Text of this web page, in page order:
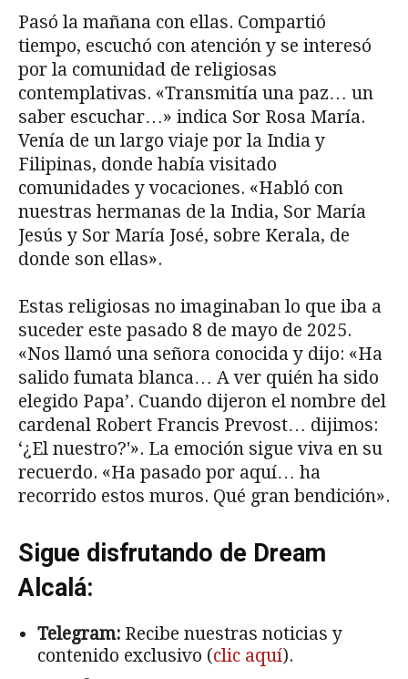
Pasó la mañana con ellas. Compartió
tiempo, escuchó con atención y se interesó
por la comunidad de religiosas
contemplativas. «Transmitía una paz… un
saber escuchar…» indica Sor Rosa María.
Venía de un largo viaje por la India y
Filipinas, donde había visitado
comunidades y vocaciones. «Habló con
nuestras hermanas de la India, Sor María
Jesús y Sor María José, sobre Kerala, de
donde son ellas».
Estas religiosas no imaginaban lo que iba a
suceder este pasado 8 de mayo de 2025.
«Nos llamó una señora conocida y dijo: «Ha
salido fumata blanca… A ver quién ha sido
elegido Papa’. Cuando dijeron el nombre del
cardenal Robert Francis Prevost… dijimos:
‘¿El nuestro?'». La emoción sigue viva en su
recuerdo. «Ha pasado por aquí… ha
recorrido estos muros. Qué gran bendición».
Sigue disfrutando de Dream
Alcalá:
Telegram: Recibe nuestras noticias y
contenido exclusivo (clic aquí).